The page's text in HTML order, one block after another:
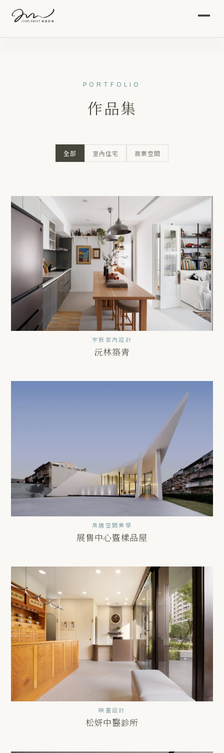
聯絡我們
PORTFOLIO
作品集
全部 室內住宅 商業空間
宇辰室內設計
沅林築青
帛唐空間美學
展售中心暨樣品屋
映墨設計
松妍中醫診所